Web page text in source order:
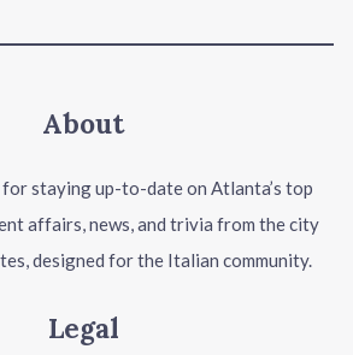
About
staying up-to-date on Atlanta’s top
affairs, news, and trivia from the city
designed for the Italian community.
Legal